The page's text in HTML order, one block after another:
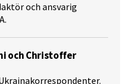
och ansvarig
och Christoffer